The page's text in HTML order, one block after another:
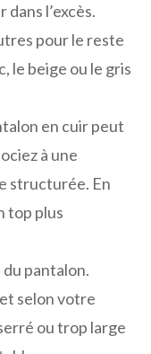
l’excès.
pour le reste
le beige ou le gris
en cuir peut
à une
structurée. En
top plus
pantalon.
selon votre
ou trop large